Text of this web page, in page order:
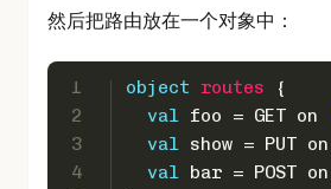
然后把路由放在一个对象中：
1
2
3
4
object routes
{
val foo = GET on
val show = PUT on
val bar = POST on